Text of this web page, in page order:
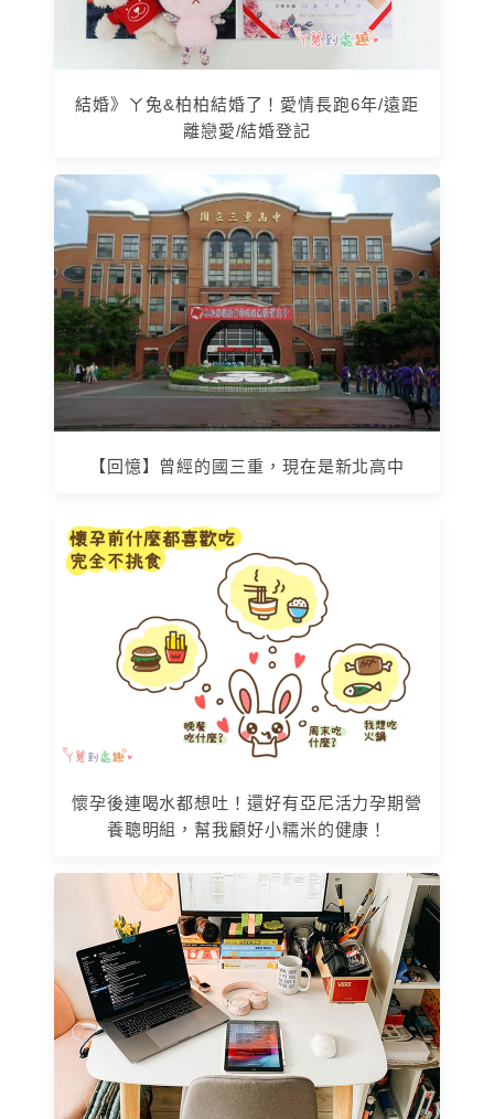
結婚》ㄚ兔&柏柏結婚了！愛情長跑6年/遠距
離戀愛/結婚登記
【回憶】曾經的國三重，現在是新北高中
懷孕後連喝水都想吐！還好有亞尼活力孕期營
養聰明組，幫我顧好小糯米的健康！